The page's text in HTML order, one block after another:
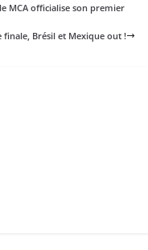
MCA officialise son premier
Brésil et Mexique out !